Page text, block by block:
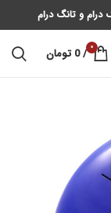
و تانگ درام
0
/
0 تومان